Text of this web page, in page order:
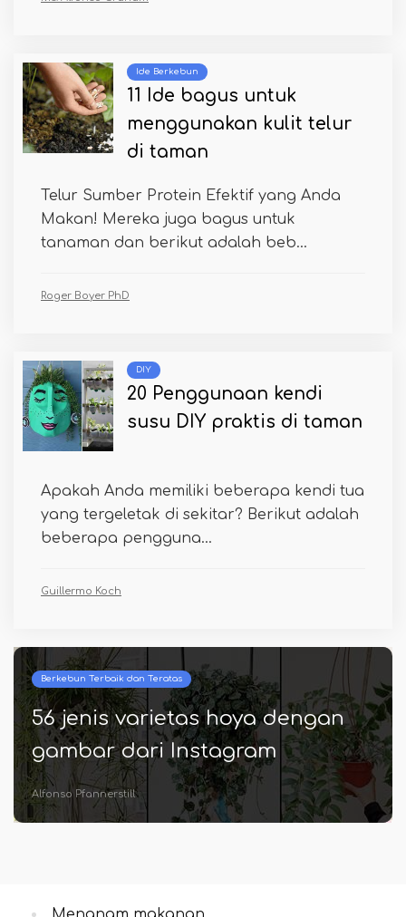
Ide Berkebun
11 Ide bagus untuk
menggunakan kulit telur
di taman
Telur Sumber Protein Efektif yang Anda
Makan! Mereka juga bagus untuk
tanaman dan berikut adalah beb...
Roger Boyer PhD
DIY
20 Penggunaan kendi
susu DIY praktis di taman
Apakah Anda memiliki beberapa kendi tua
yang tergeletak di sekitar? Berikut adalah
beberapa pengguna...
Guillermo Koch
Berkebun Terbaik dan Teratas
56 jenis varietas hoya dengan
gambar dari Instagram
Alfonso Pfannerstill